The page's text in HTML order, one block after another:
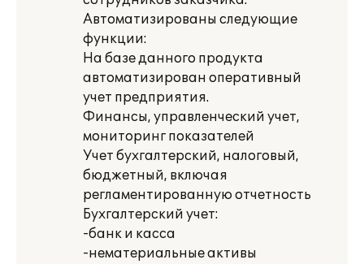
Автоматизированы следующие
функции:
На базе данного продукта
автоматизирован оперативный
учет предприятия.
Финансы, управленческий учет,
мониторинг показателей
Учет бухгалтерский, налоговый,
бюджетный, включая
регламентированную отчетность
Бухгалтерский учет:
-банк и касса
-нематериальные активы